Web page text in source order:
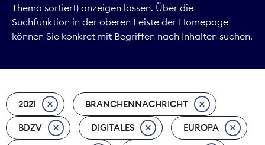
Kommunikation
Marktdaten
Nachhaltigkeit
Nachwuchs
Thema sortiert) anzeigen lassen. Über die
Suchfunktion in der oberen Leiste der Homepage
können Sie konkret mit Begriffen nach Inhalten suchen.
2021 BRANCHENNACHRICHT
BDZV DIGITALES EUROPA